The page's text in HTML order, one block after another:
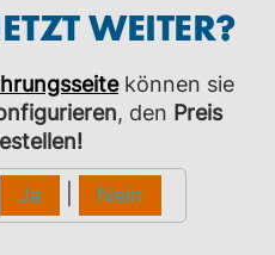
WEITER?
können sie
, den Preis
Ja Nein